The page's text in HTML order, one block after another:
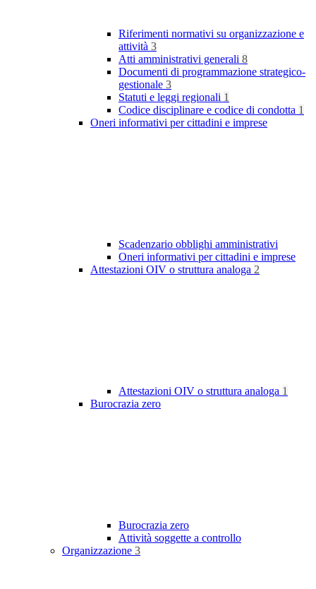
Riferimenti normativi su organizzazione e
attività 3
Atti amministrativi generali 8
Documenti di programmazione strategico-
gestionale 3
Statuti e leggi regionali 1
Codice disciplinare e codice di condotta 1
Oneri informativi per cittadini e imprese
Scadenzario obblighi amministrativi
Oneri informativi per cittadini e imprese
Attestazioni OIV o struttura analoga 2
Attestazioni OIV o struttura analoga 1
Burocrazia zero
Burocrazia zero
Attività soggette a controllo
Organizzazione 3